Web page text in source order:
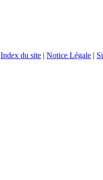
Index du site | Notice Légale |